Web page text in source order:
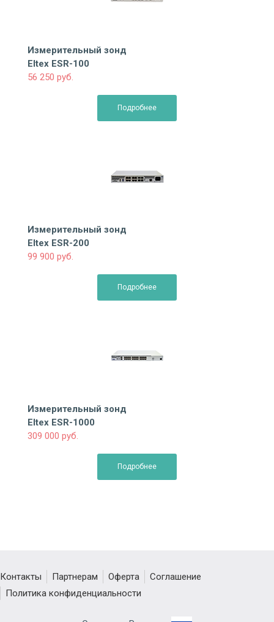
Измерительный зонд
Eltex ESR-100
56 250 руб.
Подробнее
Измерительный зонд
Eltex ESR-200
99 900 руб.
Подробнее
Измерительный зонд
Eltex ESR-1000
309 000 руб.
Подробнее
Контакты Партнерам Оферта
Соглашение
Политика конфиденциальности